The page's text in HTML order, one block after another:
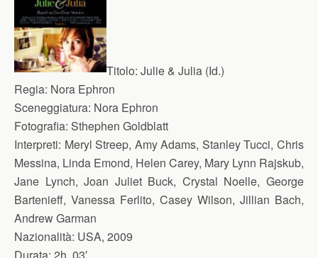
Titolo: Julie & Julia (Id.)
Regia: Nora Ephron
Sceneggiatura: Nora Ephron
Fotografia: Sthephen Goldblatt
Interpreti: Meryl Streep, Amy Adams, Stanley Tucci, Chris
Messina, Linda Emond, Helen Carey, Mary Lynn Rajskub,
Jane Lynch, Joan Juliet Buck, Crystal Noelle, George
Bartenieff, Vanessa Ferlito, Casey Wilson, Jillian Bach,
Andrew Garman
Nazionalità: USA, 2009
Durata: 2h. 03′